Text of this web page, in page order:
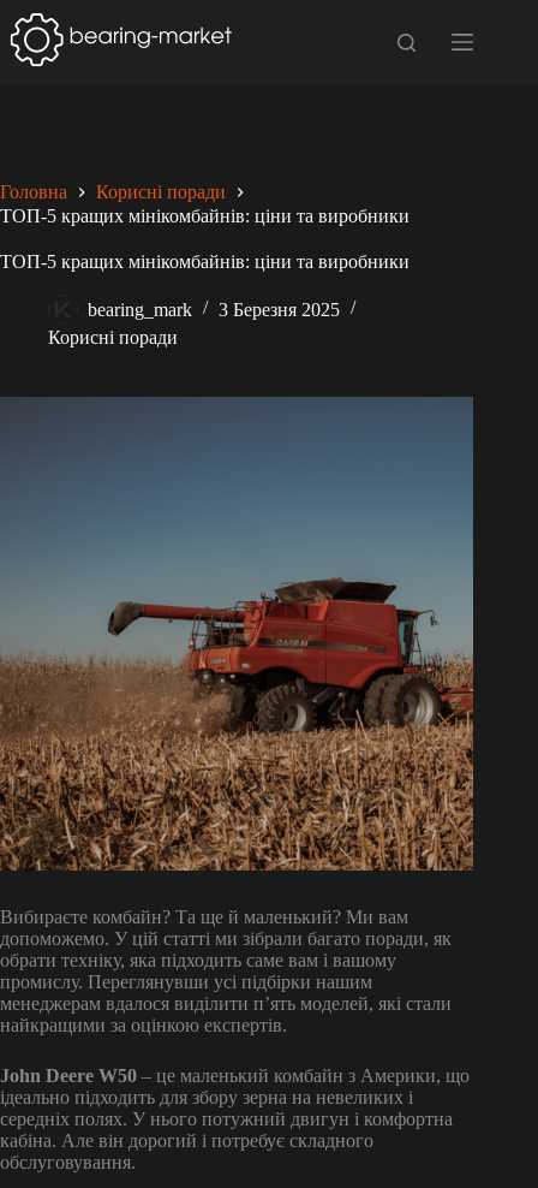
Перейти
до
вмісту
Головна
Корисні поради
ТОП-5 кращих мінікомбайнів: ціни та виробники
ТОП-5 кращих мінікомбайнів: ціни та виробники
bearing_mark
3 Березня 2025
Корисні поради
Вибираєте комбайн? Та ще й маленький? Ми вам
допоможемо. У цій статті ми зібрали багато поради, як
обрати техніку, яка підходить саме вам і вашому
промислу. Переглянувши усі підбірки нашим
менеджерам вдалося виділити п’ять моделей, які стали
найкращими за оцінкою експертів.
John Deere W50 – це маленький комбайн з Америки, що
ідеально підходить для збору зерна на невеликих і
середніх полях. У нього потужний двигун і комфортна
кабіна. Але він дорогий і потребує складного
обслуговування.